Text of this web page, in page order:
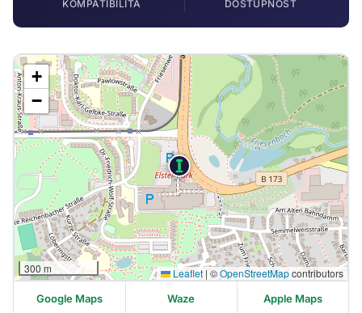
KOMPATIBILITA DOSTUPNOST
+
−
300 m Leaflet | ©OpenStreetMapcontributors
Google Maps Waze Apple Maps